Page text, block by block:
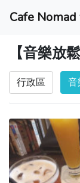
Cafe
【音樂放
行政區 音